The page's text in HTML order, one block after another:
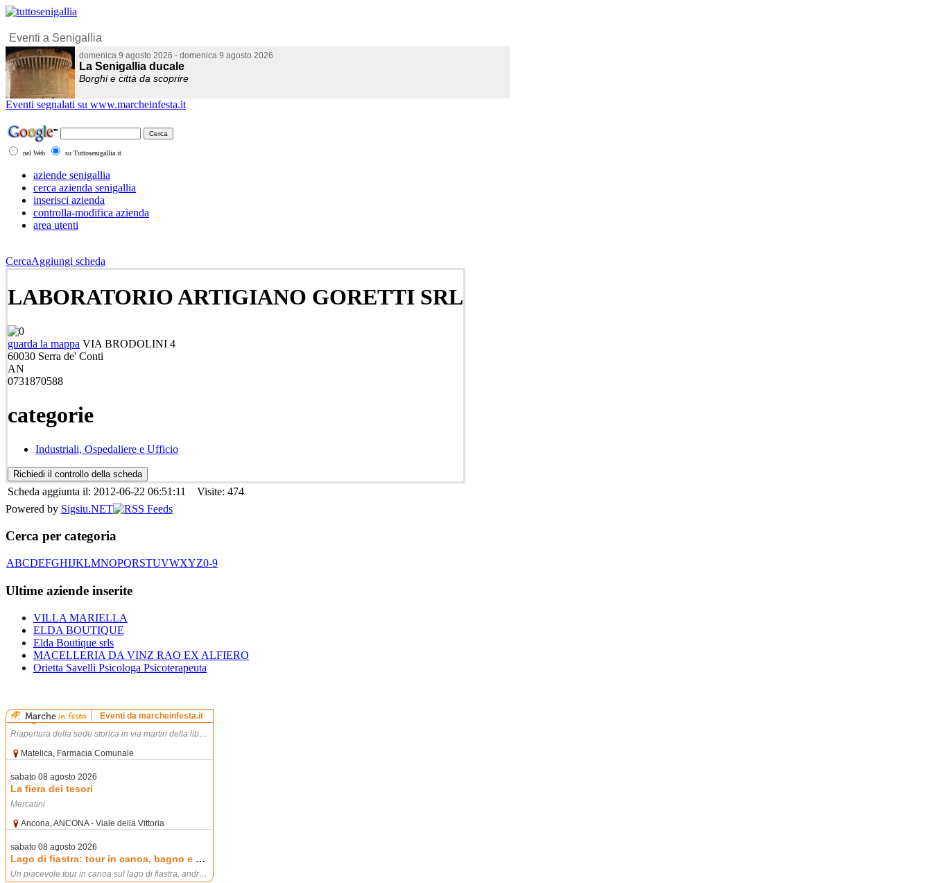
Eventi segnalati su www.marcheinfesta.it
nel Web su Tuttosenigallia.it
aziende senigallia
cerca azienda senigallia
inserisci azienda
controlla-modifica azienda
area utenti
CercaAggiungi scheda
LABORATORIO ARTIGIANO GORETTI SRL
guarda la mappa VIA BRODOLINI 4
60030 Serra de' Conti
AN
0731870588
categorie
Industriali, Ospedaliere e Ufficio
Scheda aggiunta il: 2012-06-22 06:51:11 Visite: 474
Powered by Sigsiu.NET
Cerca per categoria
ABCDEFGHIJKLMNOPQRSTUVWXYZ0-9
Ultime aziende inserite
VILLA MARIELLA
ELDA BOUTIQUE
Elda Boutique srls
MACELLERIA DA VINZ RAO EX ALFIERO
Orietta Savelli Psicologa Psicoterapeuta